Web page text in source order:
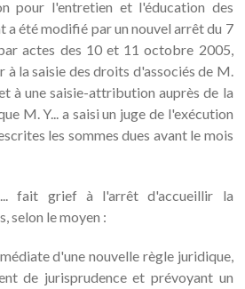
pour l'entretien et l'éducation des
a été modifié par un nouvel arrêt du 7
actes des 10 et 11 octobre 2005,
à la saisie des droits d'associés de M.
à une saisie-attribution auprès de la
M. Y... a saisi un juge de l'exécution
les sommes dues avant le mois
fait grief à l'arrêt d'accueillir la
selon le moyen :
d'une nouvelle règle juridique,
de jurisprudence et prévoyant un